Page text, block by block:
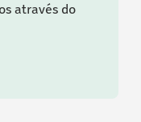
através do